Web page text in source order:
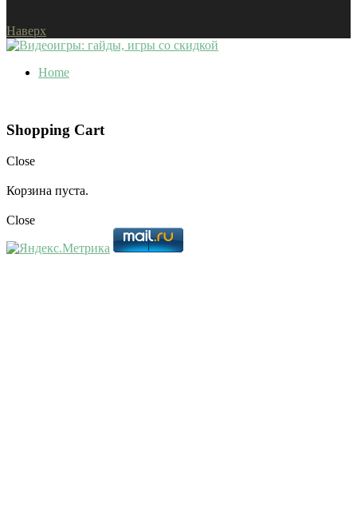
Наверх
Home
Shopping Cart
Close
Корзина пуста.
Close